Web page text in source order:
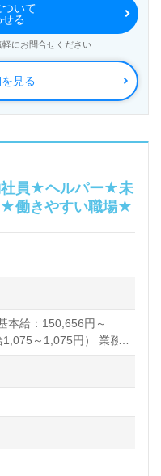
見る
いて
る
にお問合せください
社員★ヘルパー★未
働きやすい職場★
本給：150,656円～
～1,075円） 業務
9,000円 夜勤割増手当